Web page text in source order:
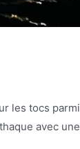
les tocs parmi
avec une